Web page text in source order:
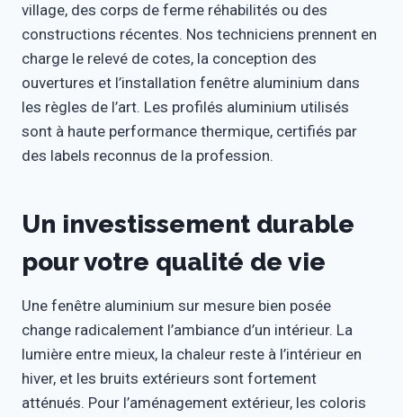
village, des corps de ferme réhabilités ou des
constructions récentes. Nos techniciens prennent en
charge le relevé de cotes, la conception des
ouvertures et l’installation fenêtre aluminium dans
les règles de l’art. Les profilés aluminium utilisés
sont à haute performance thermique, certifiés par
des labels reconnus de la profession.
Un investissement durable
pour votre qualité de vie
Une fenêtre aluminium sur mesure bien posée
change radicalement l’ambiance d’un intérieur. La
lumière entre mieux, la chaleur reste à l’intérieur en
hiver, et les bruits extérieurs sont fortement
atténués. Pour l’aménagement extérieur, les coloris